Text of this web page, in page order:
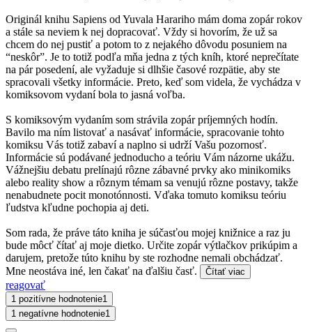
Originál knihu Sapiens od Yuvala Harariho mám doma zopár rokov
a stále sa neviem k nej dopracovať. Vždy si hovorím, že už sa
chcem do nej pustiť a potom to z nejakého dôvodu posuniem na
“neskôr”. Je to totiž podľa mňa jedna z tých kníh, ktoré neprečítate
na pár posedení, ale vyžaduje si dlhšie časové rozpätie, aby ste
spracovali všetky informácie. Preto, keď som videla, že vychádza v
komiksovom vydaní bola to jasná voľba.
S komiksovým vydaním som strávila zopár príjemných hodín.
Bavilo ma ním listovať a nasávať informácie, spracovanie tohto
komiksu Vás totiž zabaví a naplno si udrží Vašu pozornosť.
Informácie sú podávané jednoducho a teóriu Vám názorne ukážu.
Vážnejšiu debatu prelínajú rôzne zábavné prvky ako minikomiks
alebo reality show a rôznym témam sa venujú rôzne postavy, takže
nenabudnete pocit monotónnosti. Vďaka tomuto komiksu teóriu
ľudstva kľudne pochopia aj deti.
Som rada, že práve táto kniha je súčasťou mojej knižnice a raz ju
bude môcť čítať aj moje dietko. Určite zopár výtlačkov prikúpim a
darujem, pretože túto knihu by ste rozhodne nemali obchádzať.
Mne neostáva iné, len čakať na ďalšiu časť.
Čítať viac
reagovať
1 pozitívne hodnotenie1
1 negatívne hodnotenie1